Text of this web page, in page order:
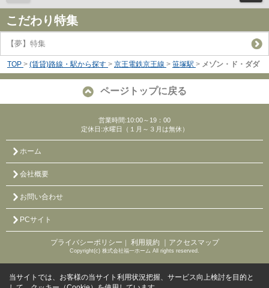
こだわり特集
【夢】特集
TOP > (賃貸)路線・駅から探す > 京王電鉄京王線 > 笹塚駅 > メゾン・ド・ダダ
ページトップに戻る
営業時間:10:00～19：00
定休日:水曜日（１月～３月は無休）
ホーム
会社概要
お問い合わせ
PCサイト
プライバシーポリシー ｜ 利用規約 ｜アクセスマップ
Copyright(c) 株式会社福一ホーム All rights reserved.
当サイトでは、お客様の当サイト利用状況把握、サービス向上検討を目的と